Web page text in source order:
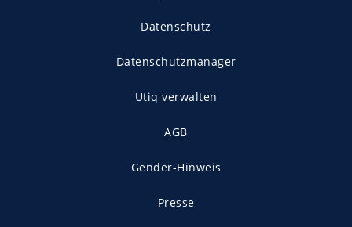
Datenschutz
Datenschutzmanager
Utiq verwalten
AGB
Gender-Hinweis
Presse